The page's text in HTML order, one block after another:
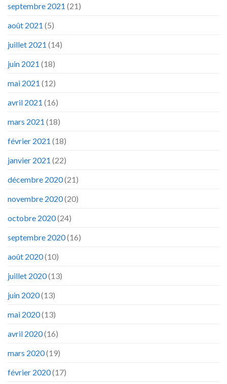
septembre 2021 (21)
août 2021 (5)
juillet 2021 (14)
juin 2021 (18)
mai 2021 (12)
avril 2021 (16)
mars 2021 (18)
février 2021 (18)
janvier 2021 (22)
décembre 2020(21)
novembre 2020(20)
octobre 2020(24)
septembre 2020(16)
août 2020(10)
juillet 2020(13)
juin 2020(13)
mai 2020(13)
avril 2020(16)
mars 2020(19)
février 2020(17)